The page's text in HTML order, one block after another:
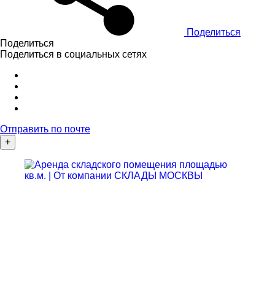
Поделиться
Поделиться
Поделиться в социальных сетях
Отправить по почте
+